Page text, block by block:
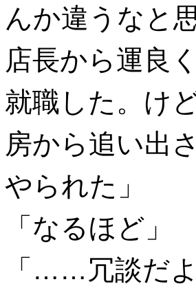
んか違うなと
店長から運良
就職した。け
房から追い出
やられた」
「なるほど」
「……冗談だ